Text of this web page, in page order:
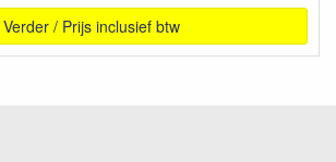
Verder / Prijs inclusief btw